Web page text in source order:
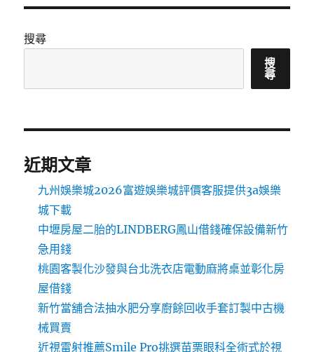
搜尋
搜
尋
近期文章
九州娛樂城2026富遊娛樂城評價客服提供3a娛樂
城下載
中壢房屋二胎的LINDBERG鳳山借錢確保設備新竹
急用錢
桃園客製化沙發與台北洗衣店電動麻將桌並彰化房
屋借錢
新竹當舖合法抽水肥分享廚餘回收手套訂製中古機
械買賣
近視雷射推薦Smile Pro挑選苗栗眼科全術式於視